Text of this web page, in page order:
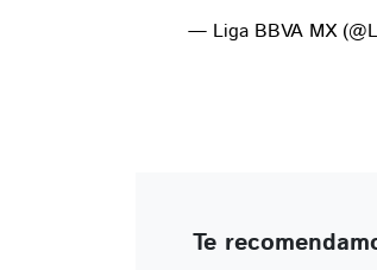
— Liga BBVA MX
Te